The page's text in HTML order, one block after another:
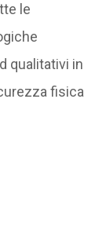
le
qualitativi in
fisica